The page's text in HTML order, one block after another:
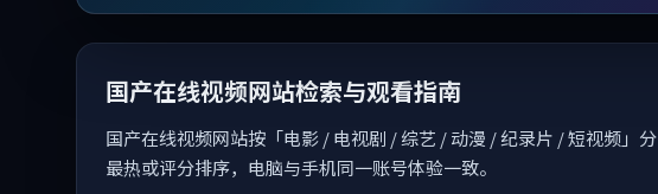
国产在线视频网站检索与观看指南
国产在线视频网站按「电影 / 电视剧 / 综艺 / 动漫 / 纪录片 / 短视频」
最热或评分排序，电脑与手机同一账号体验一致。